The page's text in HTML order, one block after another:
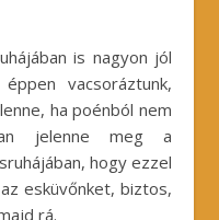
is nagyon jól
vacsoráztunk,
ha poénból nem
jelenne meg a
hogy ezzel
esküvőnket, biztos,
rá.